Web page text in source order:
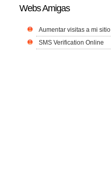
Webs Amigas
Aumentar visitas a mi sitio
SMS Verification Online